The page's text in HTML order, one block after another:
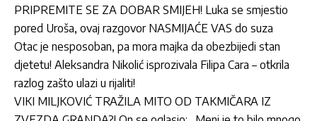
PRIPREMITE SE ZA DOBAR SMIJEH! Luka se smjestio
pored Uroša, ovaj razgovor NASMIJAĆE VAS do suza
Otac je nesposoban, pa mora majka da obezbijedi stan
djetetu! Aleksandra Nikolić isprozivala Filipa Cara – otkrila
razlog zašto ulazi u rijaliti!
VIKI MILJKOVIĆ TRAŽILA MITO OD TAKMIČARA IZ